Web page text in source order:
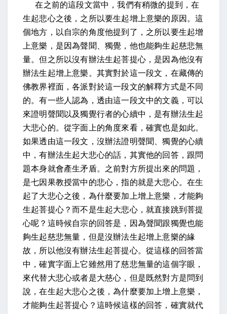
在之前的這段文當中，我們有稍微的提到，在
生起悲心之後，之所以要生起增上意樂的原因。這
個地方，以自宗的角度他提到了，之所以要生起增
上意樂，是因為聲聞、獨覺，他也能夠生起慈悲無
量。但之所以沒有辦法生起菩提心，是因為他沒有
辦法生起增上意樂。其實對於這一段文，在藏傳的
佛教界裡面，各派對於這一段文的解釋方式是不同
的。有一些人認為，透由這一段文中的文義，可以
來證明聲聞以及獨覺行者的心續中，是有辦法生起
大悲心的。從字面上的角度來看，確實也是如此。
如果透由這一段文，沒辦法證明聲聞、獨覺的心續
中，有辦法生起大悲心的話，其實他的回答，跟問
題本身就會產生矛盾。之前對方所提出來的問題，
是七因果教授當中的悲心，指的就是大悲心。在生
起了大悲心之後，為什麼要加上增上意樂，才能夠
生起菩提心？而不是生起大悲心，就直接跳到菩提
心呢？這時候自宗的回答是，因為聲聞跟獨覺也能
夠生起慈悲無量，但是沒辦法生起增上意樂的緣
故，所以他沒有辦法生起菩提心。從這樣的回答當
中，確實字面上它雖然用了慈悲無量的這個字眼，
來代替大悲心或者是大慈心，但是既然對方是問到
說，在生起大悲心之後，為什麼要加上增上意樂，
才能夠生起菩提心？這時候這樣的回答，確實就代